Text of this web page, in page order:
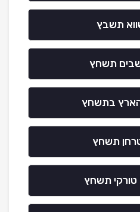
תשבץ
תשחץ
בתשחץ
תשחץ
טורקי תשחץ